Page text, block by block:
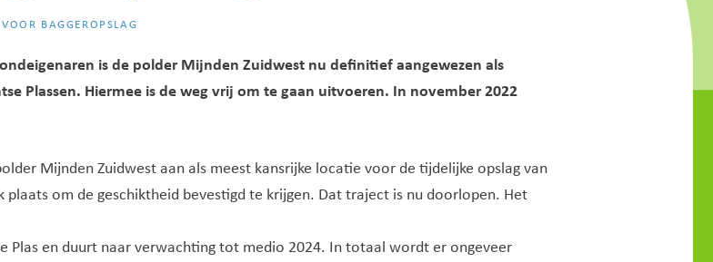
BAGGEROPSLAG
is de polder Mijnden Zuidwest nu definitief aangewezen als
Plassen. Hiermee is de weg vrij om te gaan uitvoeren. In november 2022
Mijnden Zuidwest aan als meest kansrijke locatie voor de tijdelijke opslag van
plaats om de geschiktheid bevestigd te krijgen. Dat traject is nu doorlopen. Het
Plas en duurt naar verwachting tot medio 2024. In totaal wordt er ongeveer